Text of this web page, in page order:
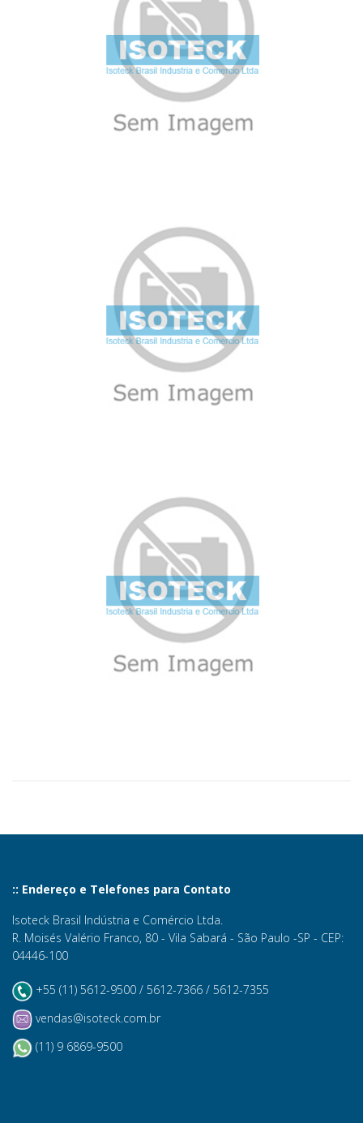
:: Endereço e Telefones para Contato
Isoteck Brasil Indústria e Comércio Ltda.
R. Moisés Valério Franco, 80 - Vila Sabará - São Paulo -SP - CEP:
04446-100
+55 (11) 5612-9500 / 5612-7366 / 5612-7355
vendas@isoteck.com.br
(11) 9 6869-9500